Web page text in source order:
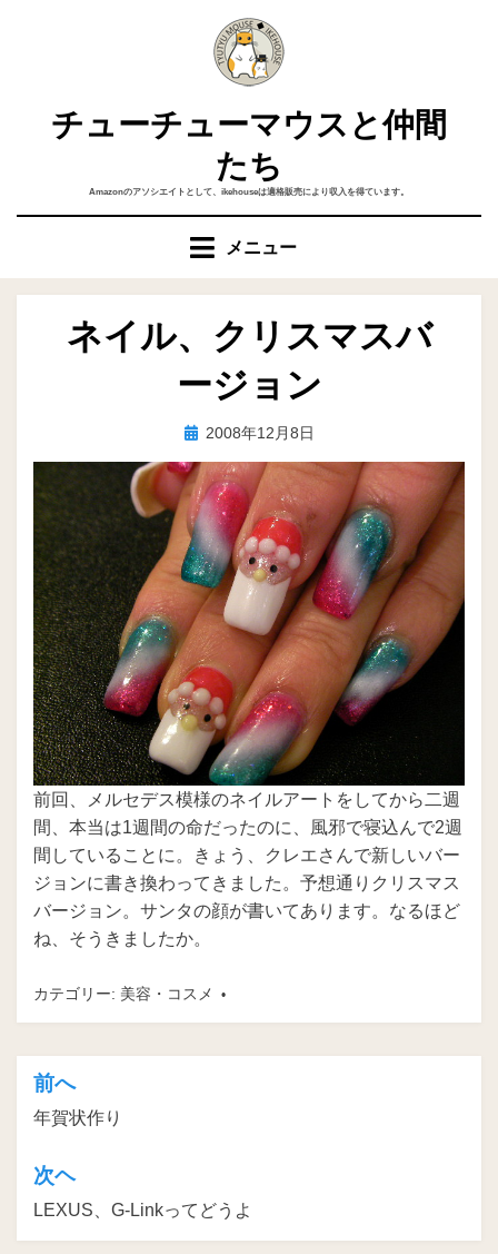
チューチューマウスと仲間
たち
Amazonのアソシエイトとして、ikehouseは適格販売により収入を得ています。
メニュー
ネイル、クリスマスバ
ージョン
投稿者ike
投
日:
2008年12月8日
前回、メルセデス模様のネイルアートをしてから二週
間、本当は1週間の命だったのに、風邪で寝込んで2週
間していることに。きょう、クレエさんで新しいバー
ジョンに書き換わってきました。予想通りクリスマス
バージョン。サンタの顔が書いてあります。なるほど
ね、そうきましたか。
カテゴリー: 美容・コスメ
投
稿
ナ
ビ
ゲ
前へ
年賀状作り
次ヘ
LEXUS、G-Linkってどうよ